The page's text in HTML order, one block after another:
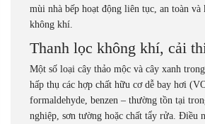
mùi nhà bếp hoạt động liên tục, an toàn và
không khí.
Thanh lọc không khí, cải
Một số loại cây thảo mộc và cây xanh
hấp thụ các hợp chất hữu cơ dễ bay hơi
formaldehyde, benzen – thường tồn tại
nghiệp, sơn tường hoặc chất tẩy rửa. Điều